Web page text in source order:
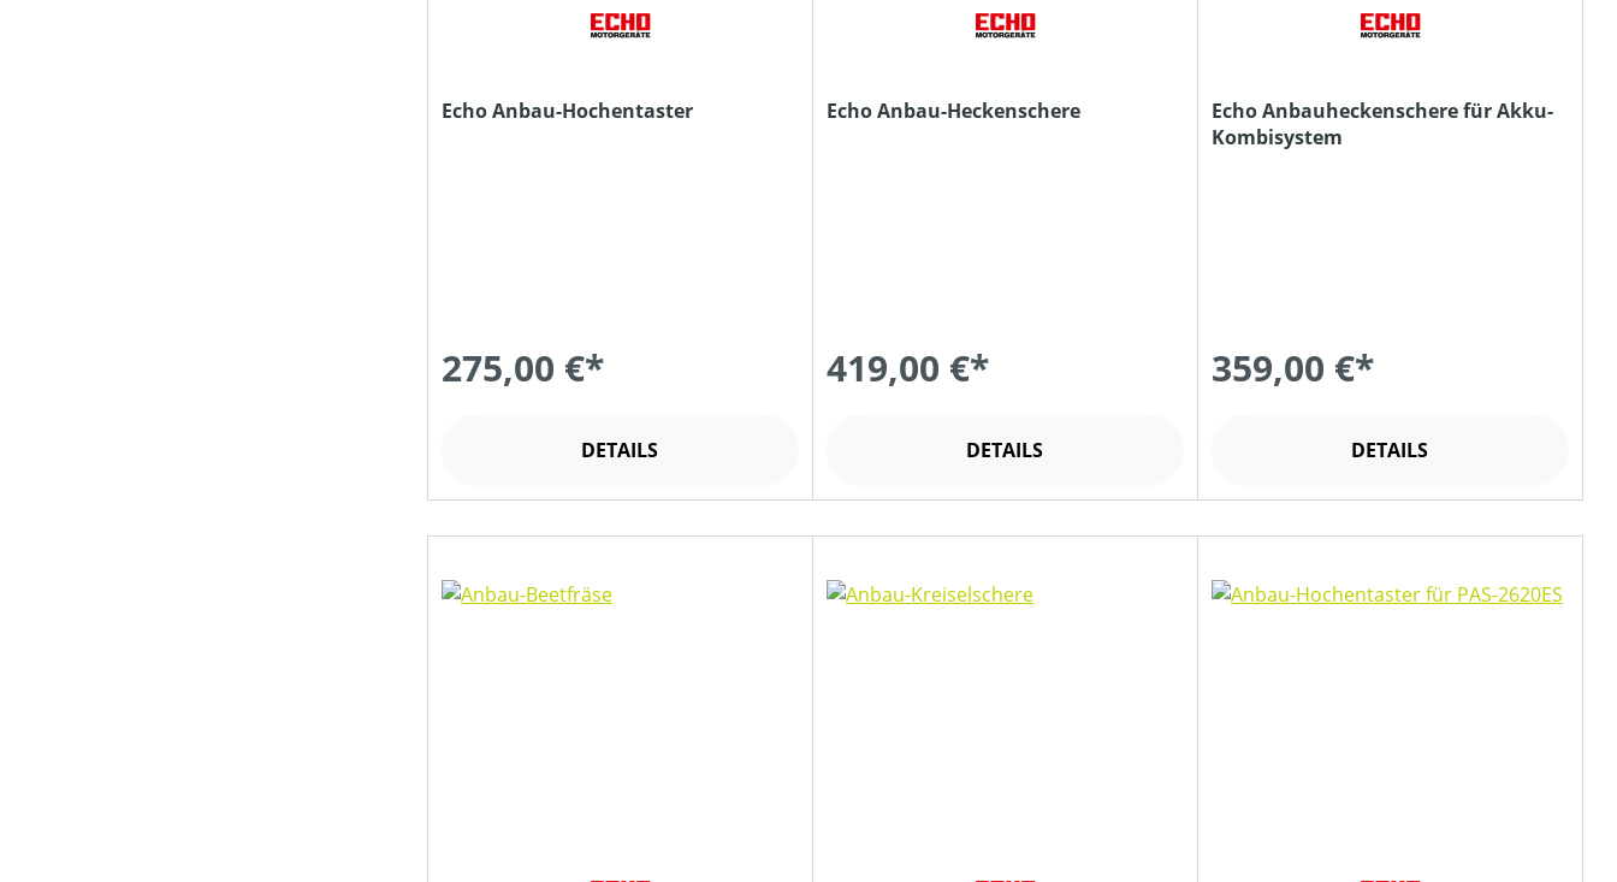
Echo Anbau-Hochentaster
275,00 €*
DETAILS
Echo Anbau-Heckenschere
419,00 €*
DETAILS
Echo Anbauheckenschere für Akku-
Kombisystem
359,00 €*
DETAILS